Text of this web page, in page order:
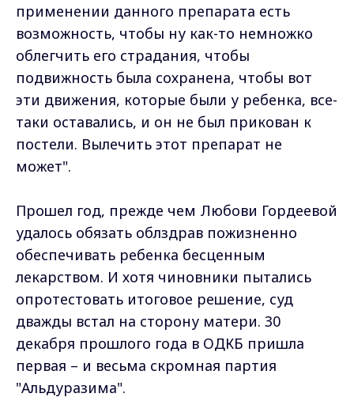
применении данного препарата есть
возможность, чтобы ну как-то немножко
облегчить его страдания, чтобы
подвижность была сохранена, чтобы вот
эти движения, которые были у ребенка, все-
таки оставались, и он не был прикован к
постели. Вылечить этот препарат не
может".
Прошел год, прежде чем Любови Гордеевой
удалось обязать облздрав пожизненно
обеспечивать ребенка бесценным
лекарством. И хотя чиновники пытались
опротестовать итоговое решение, суд
дважды встал на сторону матери. 30
декабря прошлого года в ОДКБ пришла
первая – и весьма скромная партия
"Альдуразима".